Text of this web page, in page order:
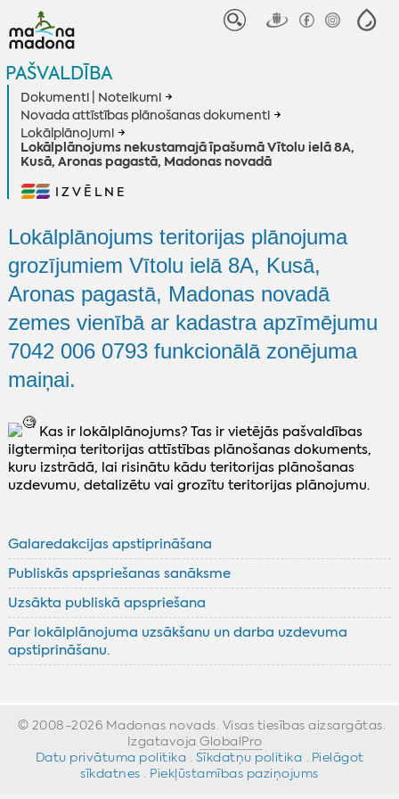
PAŠVALDĪBA
Dokumenti | Noteikumi
Novada attīstības plānošanas dokumenti
Lokālplānojumi
Lokālplānojums nekustamajā īpašumā Vītolu ielā 8A,
Kusā, Aronas pagastā, Madonas novadā
IZVĒLNE
Lokālplānojums teritorijas plānojuma
grozījumiem Vītolu ielā 8A, Kusā,
Aronas pagastā, Madonas novadā
zemes vienībā ar kadastra apzīmējumu
7042 006 0793 funkcionālā zonējuma
maiņai.
Kas ir lokālplānojums? Tas ir vietējās pašvaldības
ilgtermiņa teritorijas attīstības plānošanas dokuments,
kuru izstrādā, lai risinātu kādu teritorijas plānošanas
uzdevumu, detalizētu vai grozītu teritorijas plānojumu.
Galaredakcijas apstiprināšana
Publiskās apspriešanas sanāksme
Uzsākta publiskā apspriešana
Par lokālplānojuma uzsākšanu un darba uzdevuma
apstiprināšanu.
© 2008-2026 Madonas novads. Visas tiesības aizsargātas.
Izgatavoja GlobalPro
Datu privātuma politika · Sīkdatņu politika · Pielāgot
sīkdatnes · Piekļūstamības paziņojums